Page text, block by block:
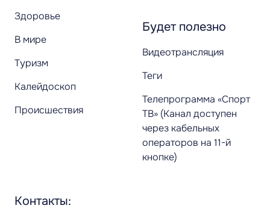
Здоровье
В мире
Туризм
Калейдоскоп
Происшествия
Будет полезно
Видеотрансляция
Теги
Телепрограмма «Спорт
ТВ» (Канал доступен
через кабельных
операторов на 11-й
кнопке)
Контакты: